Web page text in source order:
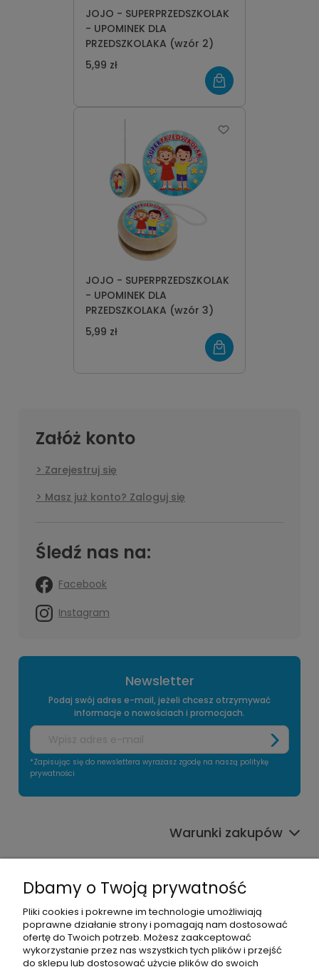
JOJO - SUPERPRZEDSZKOLAK
- UPOMINEK DLA
PRZEDSZKOLAKA (wzór 2)
5,99 zł
JOJO - SUPERPRZEDSZKOLAK
- UPOMINEK DLA
PRZEDSZKOLAKA (wzór 3)
5,99 zł
Załóż konto
Zarejestruj się
Masz już konto? Zaloguj się
Śledź nas na:
Facebook
Instagram
Newsletter
Podaj swój adres e-mail, jeżeli chcesz otrzymywać
informacje o nowościach i promocjach.
*Zapisując się do newslettera wyrażasz zgodę na naszą politykę
prywatności
Warunki zakupów
Informacje o sklepie
Moje konto
Pomoc
Dbamy o Twoją prywatność
Pliki cookies i pokrewne im technologie umożliwiają
poprawne działanie strony i pomagają nam dostosować
ofertę do Twoich potrzeb. Możesz zaakceptować
wykorzystanie przez nas wszystkich tych plików i przejść
do sklepu lub dostosować użycie plików do swoich